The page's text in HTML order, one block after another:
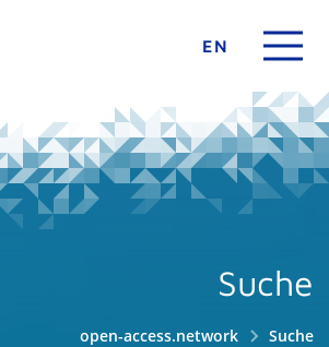
EN
Suche
open-access.network Suche